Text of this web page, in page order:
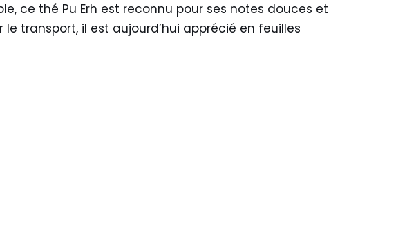
ce thé Pu Erh est reconnu pour ses notes douces et
transport, il est aujourd’hui apprécié en feuilles